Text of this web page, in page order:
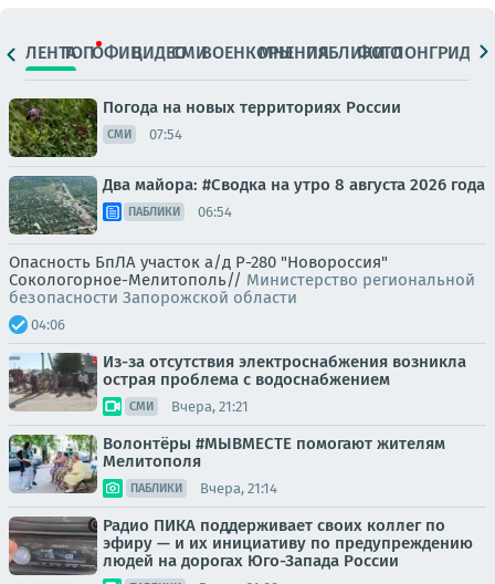
ЛЕНТАТОПОФИЦ.ВИДЕОСМИВОЕНКОРЫМНЕНИЯПАБЛИКИ
ФОТОЛОНГРИДЫ
Погода на новых территориях России
СМИ 07:54
Два майора: #Сводка на утро 8 августа 2026 года
ПАБЛИКИ 06:54
Опасность БпЛА участок а/д Р-280 "Новороссия"
Сокологорное-Мелитополь// Министерство региональной
безопасности Запорожской области
04:06
Из-за отсутствия электроснабжения возникла
острая проблема с водоснабжением
СМИ Вчера, 21:21
Волонтёры #МЫВМЕСТЕ помогают жителям
Мелитополя
ПАБЛИКИ Вчера, 21:14
Радио ПИКА поддерживает своих коллег по
эфиру — и их инициативу по предупреждению
людей на дорогах Юго-Запада России